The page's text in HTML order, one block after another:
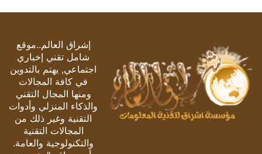
إشراق العالم..موقع
شامل تقني إخباري
اجتماعي, يهتم بالتدوين
في كافة المجالات
ومنها المجال التقني
والذكاء المنزلي وأدوات
التقنية وغير ذلك من
المجالات التقنية
والتكنولوجية والعامة.